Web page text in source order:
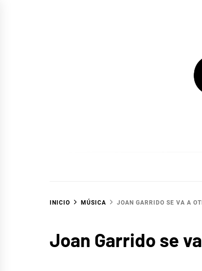
EL
INICIO MÚSICA JOAN GARRIDO SE VA A
Joan Garrido se